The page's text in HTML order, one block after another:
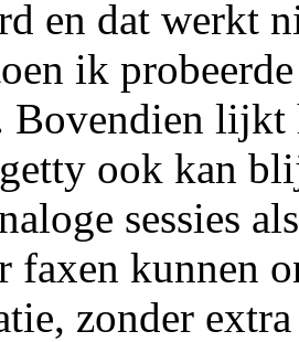
en dat werkt
ik
Bovendien lijkt
ook kan
sessies
faxen kunnen
zonder